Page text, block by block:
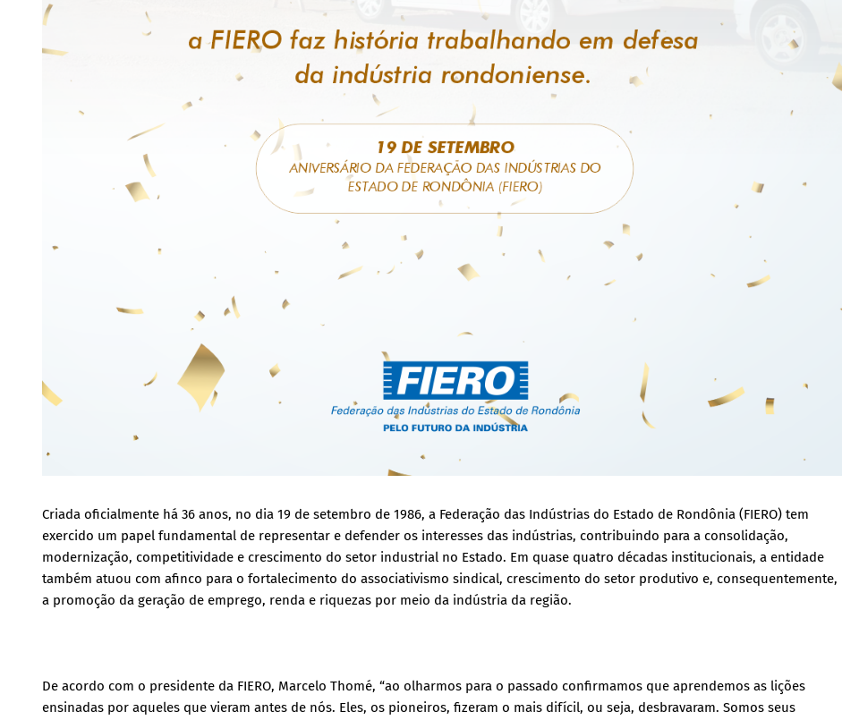
Criada oficialmente há 36 anos, no dia 19 de setembro de 1986, a Federação das Indústrias do Estado de Rondônia (FIERO) tem
exercido um papel fundamental de representar e defender os interesses das indústrias, contribuindo para a consolidação,
modernização, competitividade e crescimento do setor industrial no Estado. Em quase quatro décadas institucionais, a entidade
também atuou com afinco para o fortalecimento do associativismo sindical, crescimento do setor produtivo e, consequentemente,
a promoção da geração de emprego, renda e riquezas por meio da indústria da região.
De acordo com o presidente da FIERO, Marcelo Thomé, “ao olharmos para o passado confirmamos que aprendemos as lições
ensinadas por aqueles que vieram antes de nós. Eles, os pioneiros, fizeram o mais difícil, ou seja, desbravaram. Somos seus